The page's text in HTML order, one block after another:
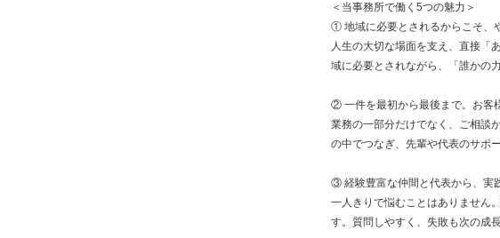
＜当事務所で働く5つの魅力＞
① 地域に必要とされるからこそ、
人生の大切な場面を支え、直接「
域に必要とされながら、「誰かの
② 一件を最初から最後まで。お客
業務の一部分だけでなく、ご相談
の中でつなぎ、先輩や代表のサポ
③ 経験豊富な仲間と代表から、実
一人きりで悩むことはありません
す。質問しやすく、失敗も次の成